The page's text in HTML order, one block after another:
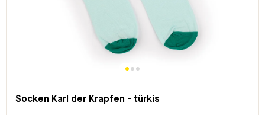
Socken Karl der Krapfen - türkis